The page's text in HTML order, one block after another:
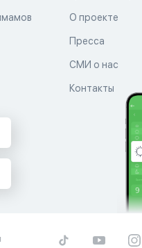
О проекте
Пресса
СМИ о нас
Контакты